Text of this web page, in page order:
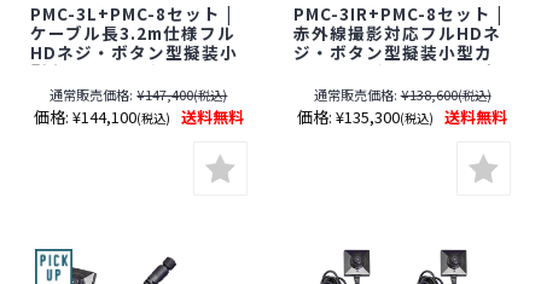
PMC-3L+PMC-8セット |
ケーブル長3.2m仕様フル
HDネジ・ボタン型擬装小
型カメラ＆モバイルレコ
ーダーセット【SALE】
【すぐ発(即日発送)】【レ
ンズ隠しフィルムサービ
ス対象品(当社限定)】【サ
ンメカトロニクス】【ス
パイカメラ】【隠しカメ
通常販売価格: ¥147,400(税込)
価格: ¥144,100(税込) 送料無料
PMC-3IR+PMC-8セット |
赤外線撮影対応フルHDネ
ジ・ボタン型擬装小型カ
メラ＆モバイルレコーダ
ーセット【SALE】【すぐ
発(即日発送)】【レンズ隠
しフィルムサービス対象
品(当社限定)】【サンメカ
トロニクス】【スパイカ
メラ】【隠しカメラ】
通常販売価格: ¥138,600(税込)
価格: ¥135,300(税込) 送料無料